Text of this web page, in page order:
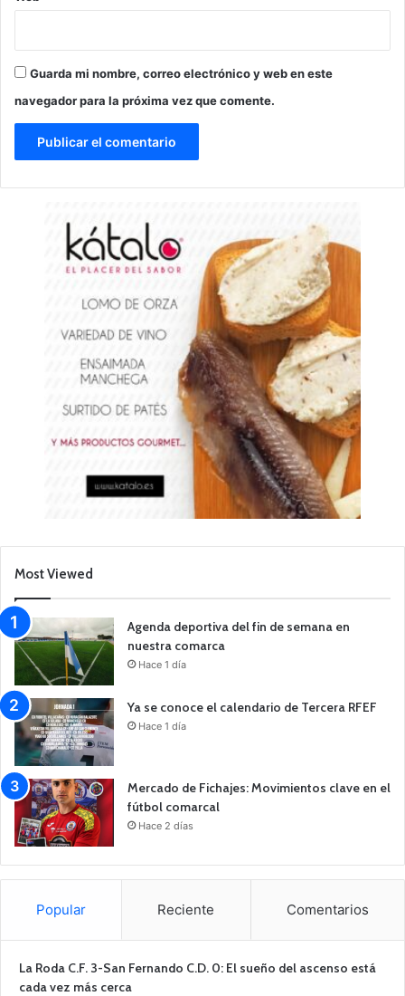
Guarda mi nombre, correo electrónico y web en este
navegador para la próxima vez que comente.
Most Viewed
Agenda deportiva del fin de semana en
nuestra comarca
Hace 1 día
Ya se conoce el calendario de Tercera RFEF
Hace 1 día
Mercado de Fichajes: Movimientos clave en el
fútbol comarcal
Hace 2 días
Popular Reciente Comentarios
La Roda C.F. 3-San Fernando C.D. 0: El sueño del ascenso está
cada vez más cerca